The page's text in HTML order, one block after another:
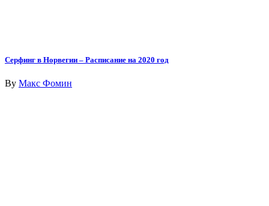
Серфинг в Норвегии – Расписание на 2020 год
By Макс Фомин